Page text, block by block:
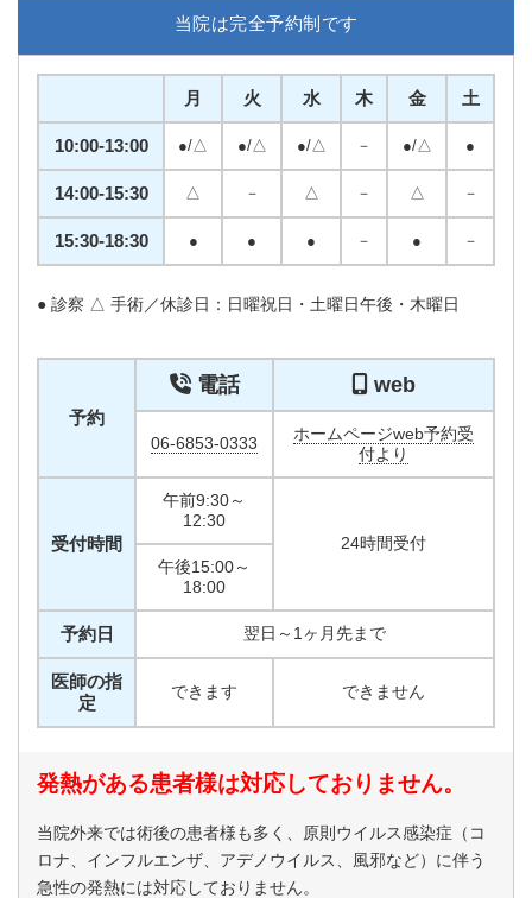
当院は完全予約制です
月 火 水 木 金 土
10:00-13:00 ●/△ ●/△ ●/△ － ●/△ ●
14:00-15:30 △ － △ － △ －
15:30-18:30 ● ● ● － ● －
● 診察 △ 手術／休診日：日曜祝日・土曜日午後・木曜日
予約
電話 web
06-6853-0333
ホームページweb予約受
付より
受付時間
午前9:30～
12:30
24時間受付
午後15:00～
18:00
予約日 翌日～1ヶ月先まで
医師の指
定
できます できません
発熱がある患者様は対応しておりません。
当院外来では術後の患者様も多く、原則ウイルス感染症（コ
ロナ、インフルエンザ、アデノウイルス、風邪など）に伴う
急性の発熱には対応しておりません。